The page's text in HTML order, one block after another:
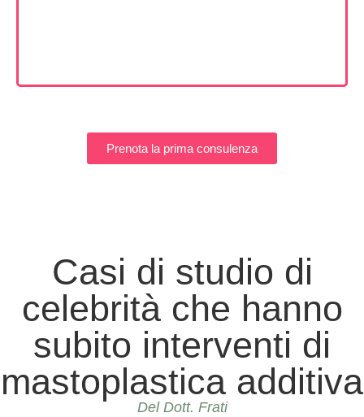
Prenota la prima consulenza
Casi di studio di
celebrità che hanno
subito interventi di
mastoplastica additiva
Del Dott. Frati